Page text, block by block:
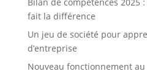
Bilan de compétences 2025
fait la différence
Un jeu de société pour
d’entreprise
Nouveau fonctionnement